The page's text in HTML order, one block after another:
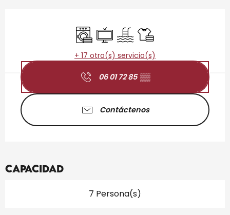
LavadoraTelevisiónPiscinaSábanas y ropa de
+ 17 otro(s) servicio(s)
06 01 72 85 ▒▒
Contáctenos
Capacidad
7 Persona(s)